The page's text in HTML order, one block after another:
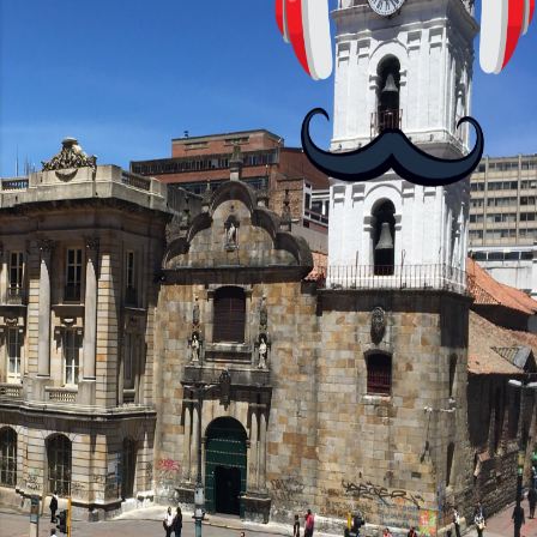
convierta en jugadores de ajedrez? Aún
no podrás jugar contra otros humanos
La aplicación Duolingo fue lanzada en
2012 y cuenta con más de 37 millones
de usuarios activos diarios. Desde 2022,
ha empeza...